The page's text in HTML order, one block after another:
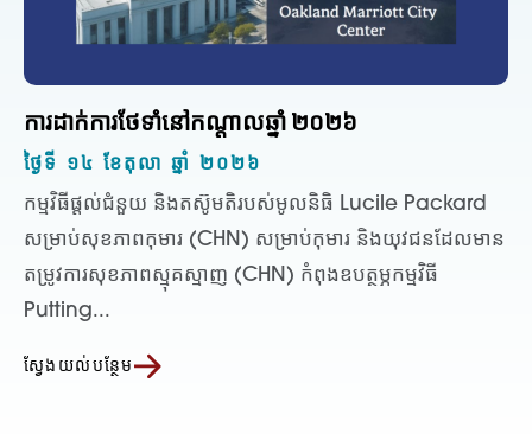
ការដាក់ការថែទាំនៅកណ្តាលឆ្នាំ ២០២៦
ថ្ងៃទី ១៤ ខែតុលា ឆ្នាំ ២០២៦
កម្មវិធីផ្តល់ជំនួយ និងតស៊ូមតិរបស់មូលនិធិ Lucile Packard
សម្រាប់សុខភាពកុមារ (CHN) សម្រាប់កុមារ និងយុវជនដែលមាន
តម្រូវការសុខភាពស្មុគស្មាញ (CHN) កំពុងឧបត្ថម្ភកម្មវិធី
Putting...
ស្វែងយល់បន្ថែម